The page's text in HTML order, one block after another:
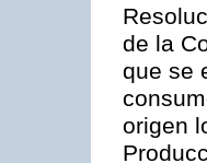
de la
que se
origen